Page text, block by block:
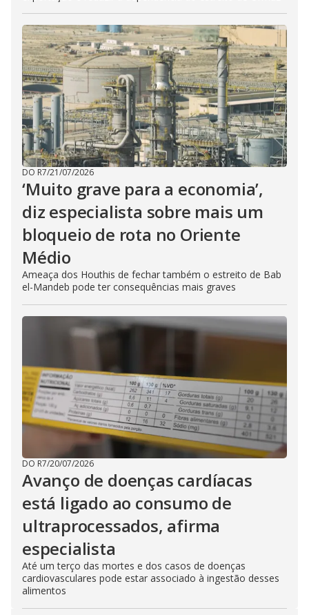
DO R7/21/07/2026
‘Muito grave para a economia’,
diz especialista sobre mais um
bloqueio de rota no Oriente
Médio
Ameaça dos Houthis de fechar também o estreito de Bab
el-Mandeb pode ter consequências mais graves
DO R7/20/07/2026
Avanço de doenças cardíacas
está ligado ao consumo de
ultraprocessados, afirma
especialista
Até um terço das mortes e dos casos de doenças
cardiovasculares pode estar associado à ingestão desses
alimentos